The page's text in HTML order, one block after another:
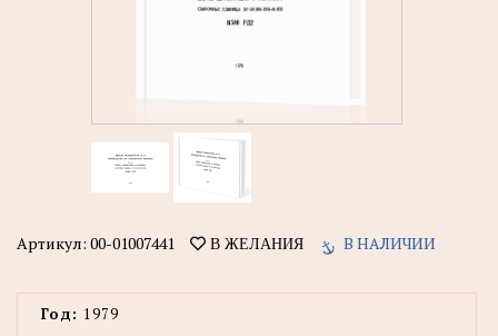
Артикул: 00-01007441 В ЖЕЛАНИЯ В НАЛИЧИИ
Год: 1979